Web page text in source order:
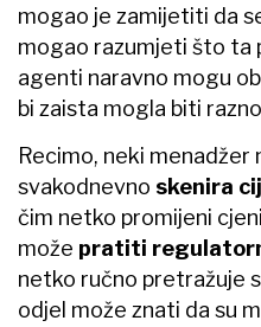
mogao je zamijetiti da
mogao razumjeti što ta
agenti naravno mogu
bi zaista mogla biti
Recimo, neki
svakodnevno skenira
čim netko promijeni
može pratiti
netko ručno pretražuje
odjel može znati da su